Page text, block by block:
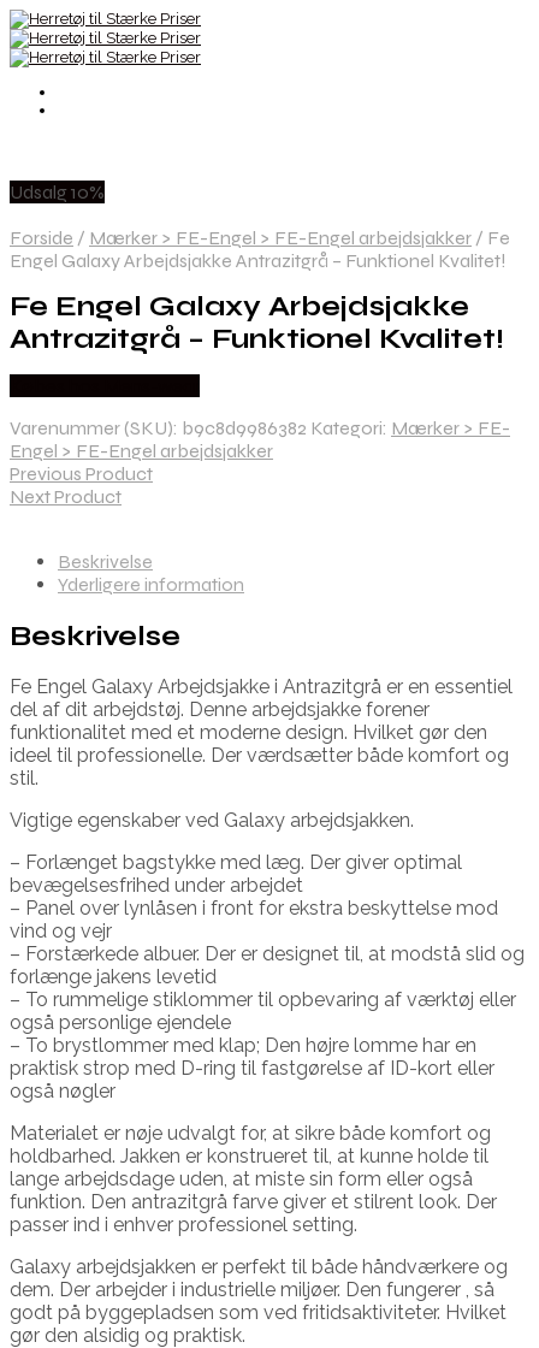
Udsalg 10%
Forside / Mærker > FE-Engel > FE-Engel arbejdsjakker / Fe
Engel Galaxy Arbejdsjakke Antrazitgrå – Funktionel Kvalitet!
Fe Engel Galaxy Arbejdsjakke
Antrazitgrå – Funktionel Kvalitet!
Varenummer (SKU): b9c8d9986382 Kategori: Mærker > FE-
Engel > FE-Engel arbejdsjakker
Previous Product
Next Product
Beskrivelse
Yderligere information
Beskrivelse
Fe Engel Galaxy Arbejdsjakke i Antrazitgrå er en essentiel
del af dit arbejdstøj. Denne arbejdsjakke forener
funktionalitet med et moderne design. Hvilket gør den
ideel til professionelle. Der værdsætter både komfort og
stil.
Vigtige egenskaber ved Galaxy arbejdsjakken.
– Forlænget bagstykke med læg. Der giver optimal
bevægelsesfrihed under arbejdet
– Panel over lynlåsen i front for ekstra beskyttelse mod
vind og vejr
– Forstærkede albuer. Der er designet til, at modstå slid og
forlænge jakens levetid
– To rummelige stiklommer til opbevaring af værktøj eller
også personlige ejendele
– To brystlommer med klap; Den højre lomme har en
praktisk strop med D-ring til fastgørelse af ID-kort eller
også nøgler
Materialet er nøje udvalgt for, at sikre både komfort og
holdbarhed. Jakken er konstrueret til, at kunne holde til
lange arbejdsdage uden, at miste sin form eller også
funktion. Den antrazitgrå farve giver et stilrent look. Der
passer ind i enhver professionel setting.
Galaxy arbejdsjakken er perfekt til både håndværkere og
dem. Der arbejder i industrielle miljøer. Den fungerer , så
godt på byggepladsen som ved fritidsaktiviteter. Hvilket
gør den alsidig og praktisk.